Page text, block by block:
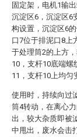
固定架，电机1输
沉淀区6，沉淀区6
构设置，沉淀区6
口7位于排泥口8上
于处理筒2的上方
10，支杆10底端螺
11，支杆10上均匀
使用时，持续向过
筒4转动，在离心
出，较大杂质即被
中甩出，废水会击